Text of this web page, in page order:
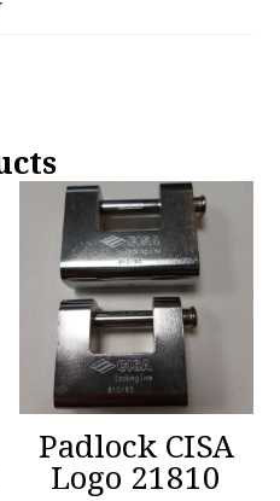
Padlock CISA
Logo 21810